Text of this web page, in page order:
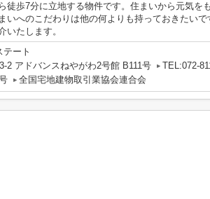
徒歩7分に立地する物件です。住まいから元気をも
いへのこだわりは他の何よりも持っておきたいで
いたします。
ート
2 アドバンスねやがわ2号館 B111号
TEL:072-
全国宅地建物取引業協会連合会